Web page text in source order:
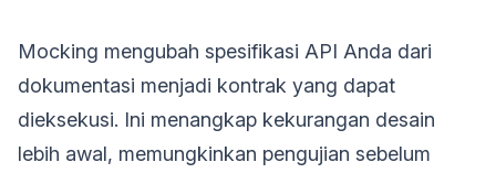
Mocking mengubah spesifikasi API Anda dari
dokumentasi menjadi kontrak yang dapat
dieksekusi. Ini menangkap kekurangan desain
lebih awal, memungkinkan pengujian sebelum